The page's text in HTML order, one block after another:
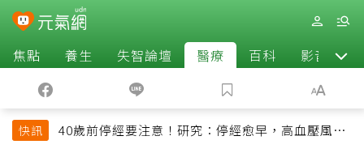
焦點 養生 失智論壇 醫療 百科 影音
快訊
40歲前停經要注意！研究：停經愈早，高血壓風險